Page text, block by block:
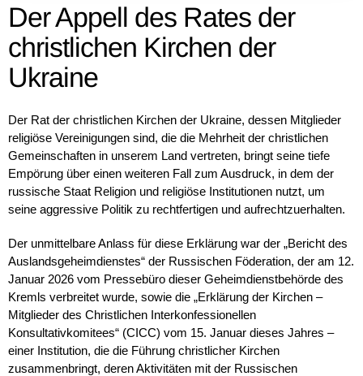
Der Appell des Rates der
christlichen Kirchen der
Ukraine
Der Rat der christlichen Kirchen der Ukraine, dessen Mitglieder
religiöse Vereinigungen sind, die die Mehrheit der christlichen
Gemeinschaften in unserem Land vertreten, bringt seine tiefe
Empörung über einen weiteren Fall zum Ausdruck, in dem der
russische Staat Religion und religiöse Institutionen nutzt, um
seine aggressive Politik zu rechtfertigen und aufrechtzuerhalten.
Der unmittelbare Anlass für diese Erklärung war der „Bericht des
Auslandsgeheimdienstes“ der Russischen Föderation, der am 12.
Januar 2026 vom Pressebüro dieser Geheimdienstbehörde des
Kremls verbreitet wurde, sowie die „Erklärung der Kirchen –
Mitglieder des Christlichen Interkonfessionellen
Konsultativkomitees“ (CICC) vom 15. Januar dieses Jahres –
einer Institution, die die Führung christlicher Kirchen
zusammenbringt, deren Aktivitäten mit der Russischen